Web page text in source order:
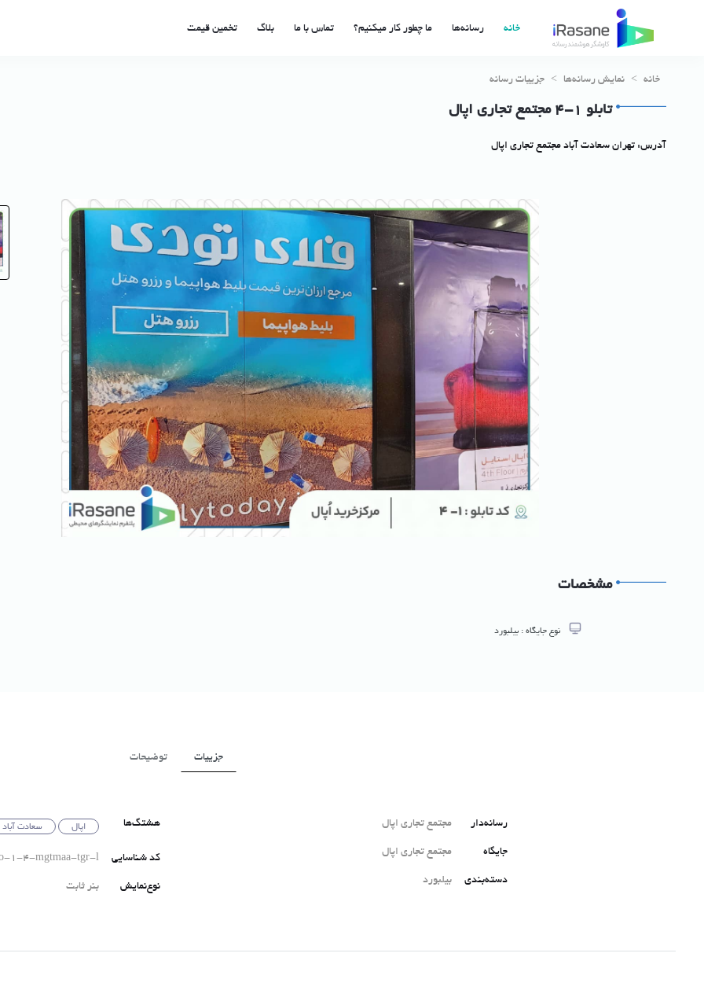
خانه رسانه‌ها ما چطور کار میکنیم؟ تماس با ما بلاگ تخمین قیمت
خانه > نمایش رسانه‌ها > جزییات رسانه
تابلو 1-4 مجتمع تجاری اپال
آدرس: تهران سعادت آباد مجتمع تجاری اپال
مشخصات
نوع جایگاه : بیلبورد
جزییات توضیحات
رسانه‌دار
مجتمع تجاری اپال
جایگاه
مجتمع تجاری اپال
دسته‌بندی
بیلبورد
هشتگ‌ها اپال سعادت آباد
کد شناسایی
1-4-mgtmaa-tgr-l
نوع‌نمایش
بنر ثابت